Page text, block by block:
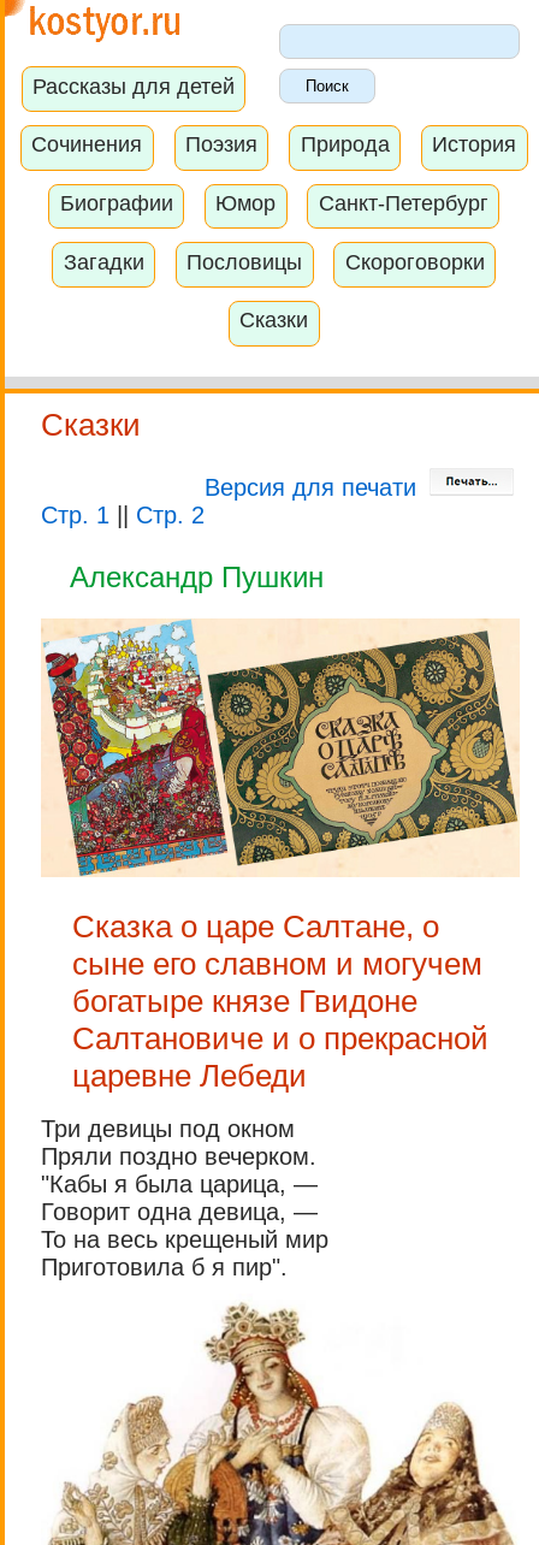
Рассказы для детей
Сочинения Поэзия Природа История
Биографии Юмор Санкт-Петербург
Загадки Пословицы Скороговорки
Сказки
Сказки
Версия для печати
Стр. 1
Стр. 2
Александр Пушкин
Сказка о царе Салтане, о
сыне его славном и могучем
богатыре князе Гвидоне
Салтановиче и о прекрасной
царевне Лебеди
Три девицы под окном
Пряли поздно вечерком.
"Кабы я была царица, —
Говорит одна девица, —
То на весь крещеный мир
Приготовила б я пир".